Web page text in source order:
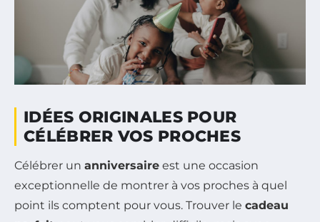
IDÉES ORIGINALES POUR
CÉLÉBRER VOS PROCHES
Célébrer un anniversaire est une occasion
exceptionnelle de montrer à vos proches à quel
point ils comptent pour vous. Trouver le cadeau